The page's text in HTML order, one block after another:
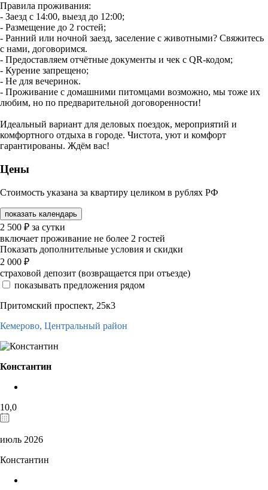
Правила проживания:
- Заезд с 14:00, выезд до 12:00;
- Размещение до 2 гостей;
- Ранний или ночной заезд, заселение с животными? Свяжитесь
с нами, договоримся.
- Предоставляем отчётные документы и чек с QR-кодом;
- Курение запрещено;
- Не для вечеринок.
- Проживание с домашними питомцами возможно, мы тоже их
любим, но по предварительной договоренности!
Идеальный вариант для деловых поездок, мероприятий и
комфортного отдыха в городе. Чистота, уют и комфорт
гарантированы. Ждём вас!
Цены
Стоимость указана за квартиру целиком в рублях РФ
показать календарь
2 500 ₽ за сутки
включает проживание не более 2 гостей
Показать дополнительные условия и скидки
2 000 ₽
страховой депозит (возвращается при отъезде)
показывать предложения рядом
Притомский проспект, 25к3
Кемерово, Центральный район
Константин
10,0
июль 2026
Константин